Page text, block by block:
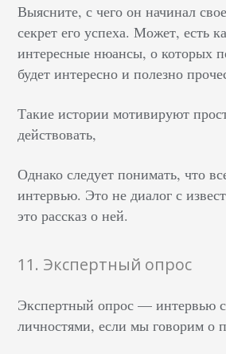
Выясните, с чего он начинал
секрет его успеха. Может, есть
интересные нюансы, о которых
будет интересно и полезно
Такие истории мотивируют
действовать,
Однако следует понимать, что
интервью. Это не диалог с
это рассказ о ней.
11. Экспертный опрос
Экспертный опрос — интервью
личностями, если мы говорим о